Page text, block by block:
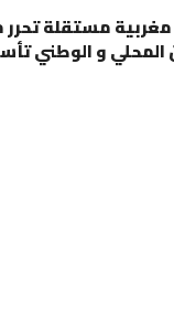
مغربية مستقلة تحرر
و الوطني